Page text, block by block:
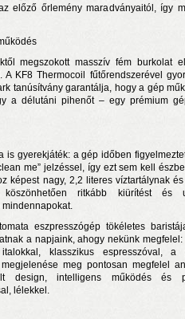
előző őrlemény maradványaitól, így
megszokott masszív fém burkolat
A KF8 Thermocoil fűtőrendszerével
tanúsítvány garantálja, hogy a gép
a délutáni pihenőt – egy prémium
is gyerekjáték: a gép időben
me” jelzéssel, így ezt sem kell
képest nagy, 2,2 literes víztartálynak
köszönhetően ritkább kiürítést és
mindennapokat.
eszpresszógép tökéletes
a napjaink, ahogy nekünk
klasszikus espresszóval,
meg pontosan megfelel
design, intelligens működés és
lélekkel.